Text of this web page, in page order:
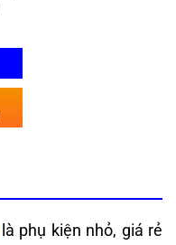
là phụ kiện nhỏ, giá rẻ